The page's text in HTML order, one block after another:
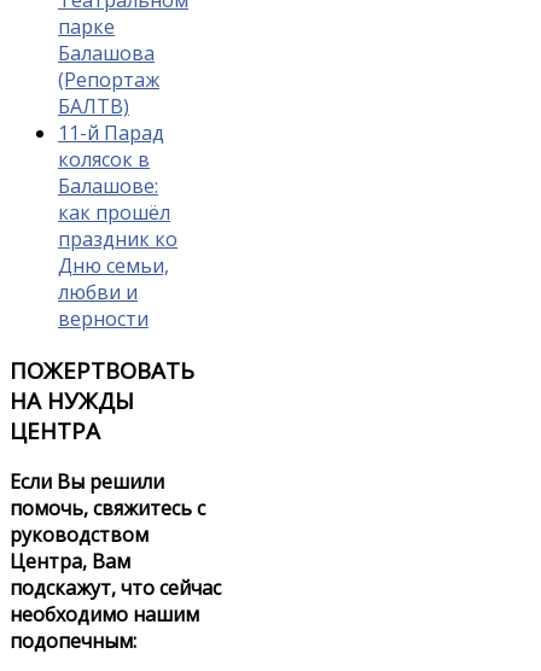
парке
Балашова
(Репортаж
БАЛТВ)
11-й Парад
колясок в
Балашове:
как прошёл
праздник ко
Дню семьи,
любви и
верности
ПОЖЕРТВОВАТЬ
НА НУЖДЫ
ЦЕНТРА
Если Вы решили
помочь, свяжитесь с
руководством
Центра, Вам
подскажут, что сейчас
необходимо нашим
подопечным: